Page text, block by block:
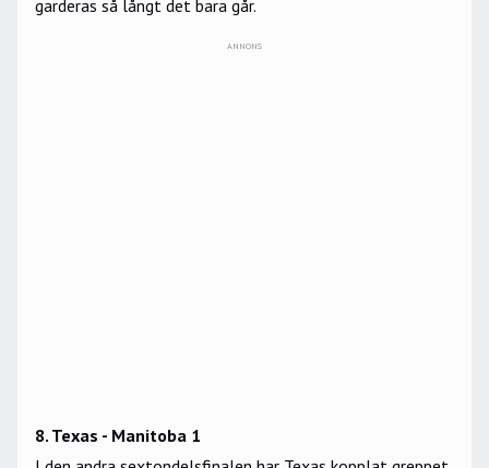
garderas så långt det bara går.
ANNONS
8. Texas - Manitoba 1